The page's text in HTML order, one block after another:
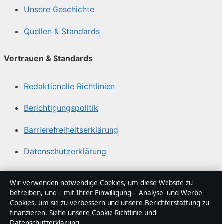
Unsere Geschichte
Quellen & Standards
Vertrauen & Standards
Redaktionelle Richtlinien
Berichtigungspolitik
Barrierefreiheitserklärung
Datenschutzerklärung
Über Medienlinker in Kürze
Medienlinker ist ein unabhängiger digitaler
Nachrichtenanbieter mit Fokus auf Politik, Wirtschaft,
Wir verwenden notwendige Cookies, um diese Website zu
betreiben, und – mit Ihrer Einwilligung – Analyse- und Werbe-
Cookies, um sie zu verbessern und unsere Berichterstattung zu
finanzieren. Siehe unsere Cookie-Richtlinie und